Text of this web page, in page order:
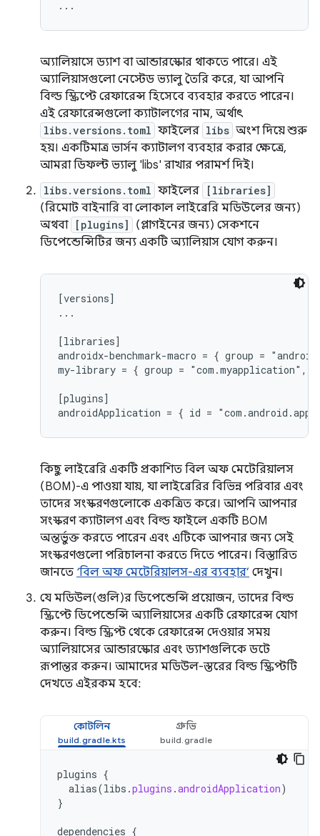
অ্যালিয়াসে ড্যাশ বা আন্ডারস্কোর থাকতে পারে। এই
অ্যালিয়াসগুলো নেস্টেড ভ্যালু তৈরি করে, যা আপনি
বিল্ড স্ক্রিপ্টে রেফারেন্স হিসেবে ব্যবহার করতে পারেন।
এই রেফারেন্সগুলো ক্যাটালগের নাম, অর্থাৎ
libs.versions.toml ফাইলের libs অংশ দিয়ে শুরু
হয়। একটিমাত্র ভার্সন ক্যাটালগ ব্যবহার করার ক্ষেত্রে,
আমরা ডিফল্ট ভ্যালু 'libs' রাখার পরামর্শ দিই।
libs.versions.toml ফাইলের [libraries]
(রিমোট বাইনারি বা লোকাল লাইব্রেরি মডিউলের জন্য)
অথবা [plugins]
(প্লাগইনের জন্য) সেকশনে
ডিপেন্ডেন্সিটির জন্য একটি অ্যালিয়াস যোগ করুন।
[versions]
...
[libraries]
androidx-benchmark-macro = { group =
my-library = { group =
[plugins]
কিছু লাইব্রেরি একটি প্রকাশিত বিল অফ মেটেরিয়ালস
(BOM)-এ পাওয়া যায়, যা লাইব্রেরির বিভিন্ন পরিবার এবং
তাদের সংস্করণগুলোকে একত্রিত করে। আপনি আপনার
সংস্করণ ক্যাটালগ এবং বিল্ড ফাইলে একটি BOM
অন্তর্ভুক্ত করতে পারেন এবং এটিকে আপনার জন্য সেই
সংস্করণগুলো পরিচালনা করতে দিতে পারেন। বিস্তারিত
জানতে ‘বিল অফ মেটেরিয়ালস-এর ব্যবহার’ দেখুন।
যে মডিউল(গুলি)র ডিপেন্ডেন্সি প্রয়োজন, তাদের বিল্ড
স্ক্রিপ্টে ডিপেন্ডেন্সি অ্যালিয়াসের একটি রেফারেন্স যোগ
করুন। বিল্ড স্ক্রিপ্ট থেকে রেফারেন্স দেওয়ার সময়
অ্যালিয়াসের আন্ডারস্কোর এবং ড্যাশগুলিকে ডটে
রূপান্তর করুন। আমাদের মডিউল-স্তরের বিল্ড স্ক্রিপ্টটি
দেখতে এইরকম হবে:
কোটলিন গ্রুভি
plugins {
alias(libs .plugins .androidApplication)
}
dependencies {